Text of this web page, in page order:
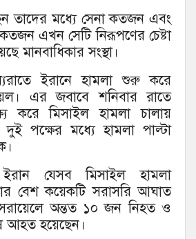
তাদের মধ্যে সেনা কতজন এবং
এখন সেটি নিরূপণের চেষ্টা
মানবাধিকার সংস্থা।
ইরানে হামলা শুরু করে
এর জবাবে শনিবার রাতে
করে মিসাইল হামলা চালায়
পক্ষের মধ্যে হামলা পাল্টা
যেসব মিসাইল হামলা
বেশ কয়েকটি সরাসরি আঘাত
অন্তত ১০ জন নিহত ও
আহত হয়েছেন।